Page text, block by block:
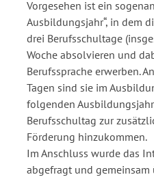
Vorgesehen ist ein
Ausbildungsjahr“, in dem
drei Berufsschultage
Woche absolvieren und
Berufssprache erwerben.
Tagen sind sie im
folgenden
Berufsschultag zur
Förderung hinzukommen.
Im Anschluss wurde das
abgefragt und